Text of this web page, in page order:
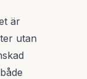
är
utan